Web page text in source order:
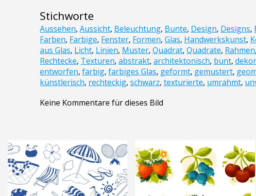
Stichworte
Aussehen, Aussicht, Beleuchtung, Bunte, Design, Designs,
Farben, Farbige, Fenster, Formen, Glas, Handwerkskunst,
aus Glas, Licht, Linien, Muster, Quadrat, Quadrate, Rahmen,
Rechtecke, Texturen, abstrakt, architektonisch, bunt,
entworfen, farbig, farbiges Glas, geformt, gemustert,
künstlerisch, rechteckig, schwarz, texturierte, umrahmt,
Keine Kommentare für dieses Bild